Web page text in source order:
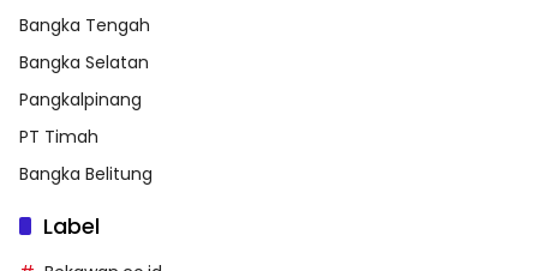
Bangka Tengah
Bangka Selatan
Pangkalpinang
PT Timah
Bangka Belitung
Label